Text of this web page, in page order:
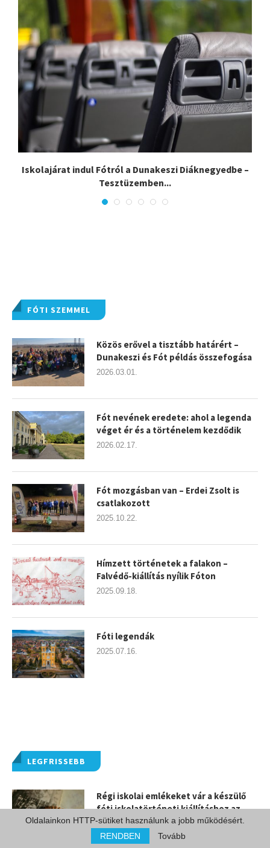
Iskolajárat indul Fótról a Dunakeszi Diáknegyedbe –
Tesztüzemben...
LEGFRISSEBB
Régi iskolai emlékeket vár a készülő
fóti iskolatörténeti kiállításhoz az
Értéktár Bizottság
2026.07.31.
FÓTI SZEMMEL
Közös erővel a tisztább határért –
Dunakeszi és Fót példás összefogása
2026.03.01.
Fót nevének eredete: ahol a legenda
véget ér és a történelem kezdődik
2026.02.17.
Fót mozgásban van – Erdei Zsolt is
csatlakozott
2025.10.22.
Hímzett történetek a falakon –
Falvédő-kiállítás nyílik Fóton
2025.09.18.
Fóti legendák
2025.07.16.
Oldalainkon HTTP-sütiket használunk a jobb működésért.
RENDBEN
Tovább